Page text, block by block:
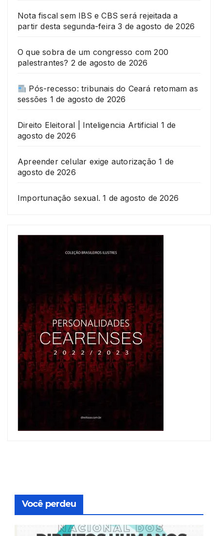
Nota fiscal sem IBS e CBS será rejeitada a
partir desta segunda-feira 3 de agosto de 2026
O que sobra de um congresso com 200
palestrantes? 2 de agosto de 2026
Pós-recesso: tribunais do Ceará retomam as
sessões 1 de agosto de 2026
Direito Eleitoral | Inteligencia Artificial 1 de
agosto de 2026
Apreender celular exige autorização 1 de
agosto de 2026
Importunação sexual. 1 de agosto de 2026
Você perdeu